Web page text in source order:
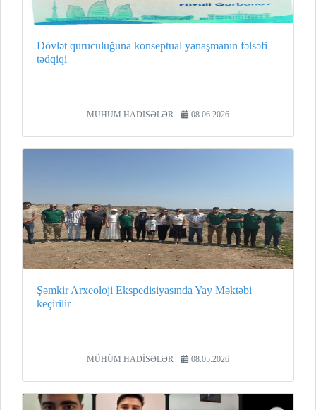
Dövlət quruculuğuna konseptual yanaşmanın fəlsəfi
tədqiqi
MÜHÜM HADİSƏLƏR 08.06.2026
Şəmkir Arxeoloji Ekspedisiyasında Yay Məktəbi
keçirilir
MÜHÜM HADİSƏLƏR 08.05.2026